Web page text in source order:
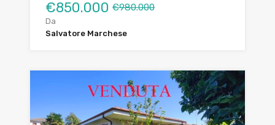
€850.000 €980.000
Da
Salvatore Marchese